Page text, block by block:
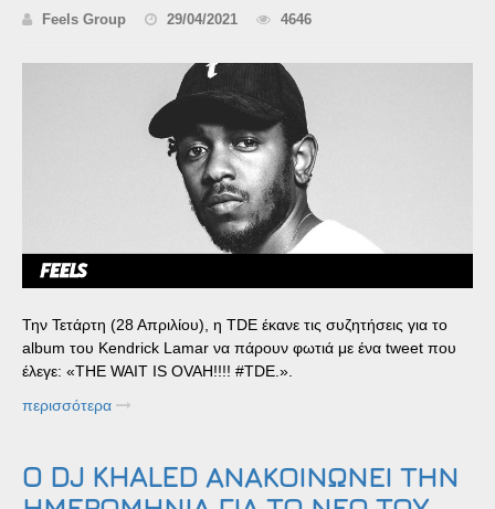
Feels Group 29/04/2021 4646
Την Τετάρτη (28 Απριλίου), η TDE έκανε τις συζητήσεις για το
album του Kendrick Lamar να πάρουν φωτιά με ένα tweet που
έλεγε: «THE WAIT IS OVAH!!!! #TDE. ».
περισσότερα
O DJ KHALED ΑΝΑΚΟΙΝΩΝΕΙ ΤΗΝ